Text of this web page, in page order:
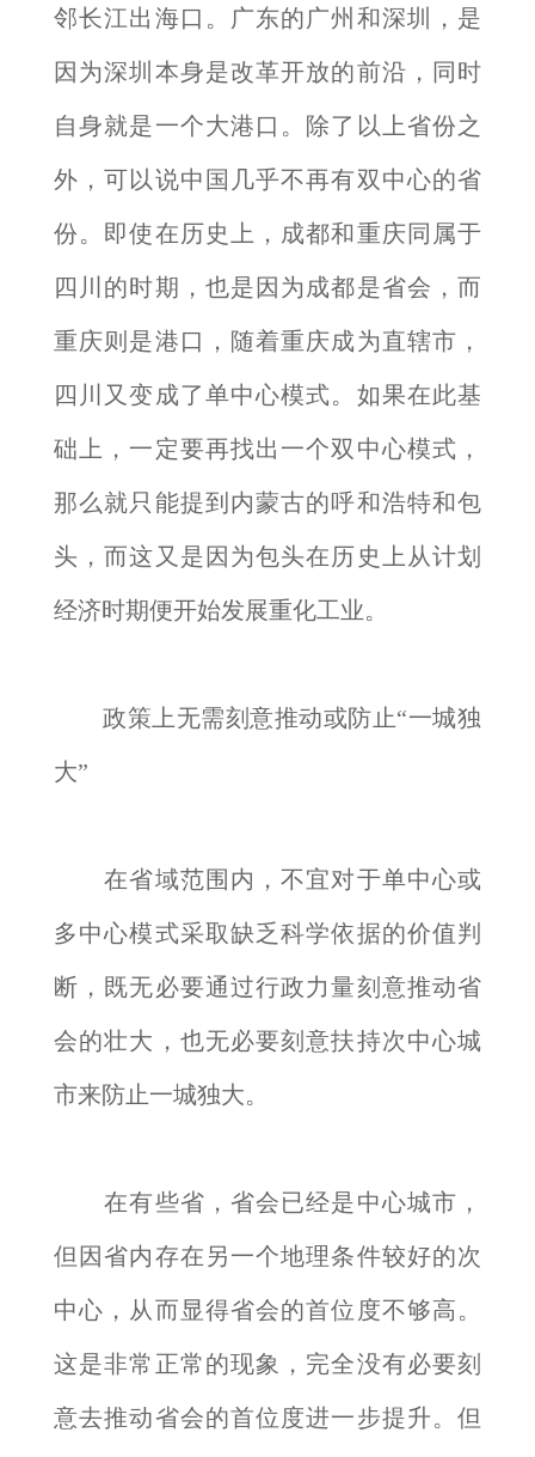
邻长江出海口。广东的广州和深圳，是
因为深圳本身是改革开放的前沿，同时
自身就是一个大港口。除了以上省份之
外，可以说中国几乎不再有双中心的省
份。即使在历史上，成都和重庆同属于
四川的时期，也是因为成都是省会，而
重庆则是港口，随着重庆成为直辖市，
四川又变成了单中心模式。如果在此基
础上，一定要再找出一个双中心模式，
那么就只能提到内蒙古的呼和浩特和包
头，而这又是因为包头在历史上从计划
经济时期便开始发展重化工业。
政策上无需刻意推动或防止“一城独
大”
在省域范围内，不宜对于单中心或
多中心模式采取缺乏科学依据的价值判
断，既无必要通过行政力量刻意推动省
会的壮大，也无必要刻意扶持次中心城
市来防止一城独大。
在有些省，省会已经是中心城市，
但因省内存在另一个地理条件较好的次
中心，从而显得省会的首位度不够高。
这是非常正常的现象，完全没有必要刻
意去推动省会的首位度进一步提升。但